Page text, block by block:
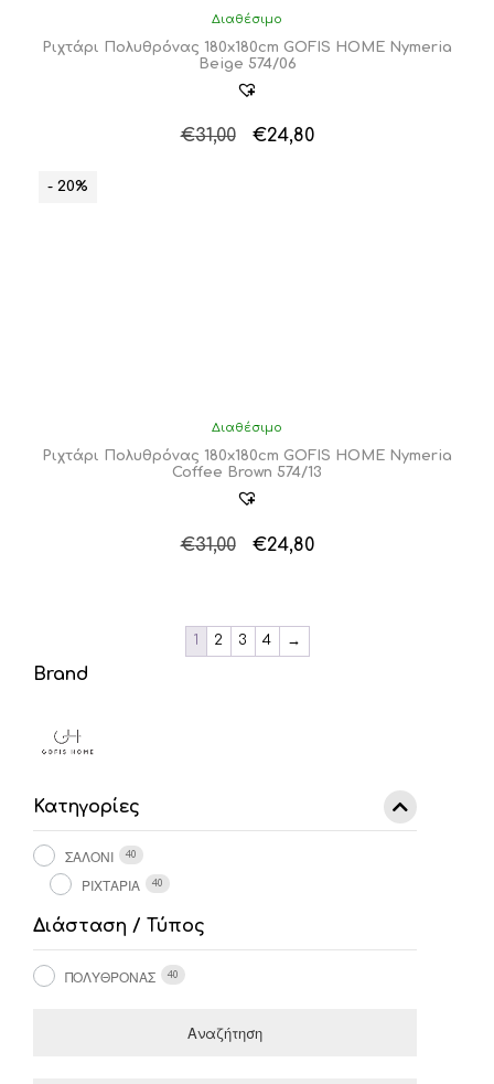
Διαθέσιμο
Ριχτάρι Πολυθρόνας 180x180cm GOFIS HOME Nymeria
Beige 574/06
€31,00
Original
€24,80Η
- 20%
Διαθέσιμο
Ριχτάρι Πολυθρόνας 180x180cm GOFIS HOME Nymeria
Coffee Brown 574/13
€31,00
Original
€31,00.
€24,80Η
1 2 3 4 →
Brand
Κατηγορίες
ΣΑΛΟΝΙ 40
ΡΙΧΤΑΡΙΑ 40
Διάσταση / Τύπος
ΠΟΛΥΘΡΌΝΑΣ 40
Αναζήτηση